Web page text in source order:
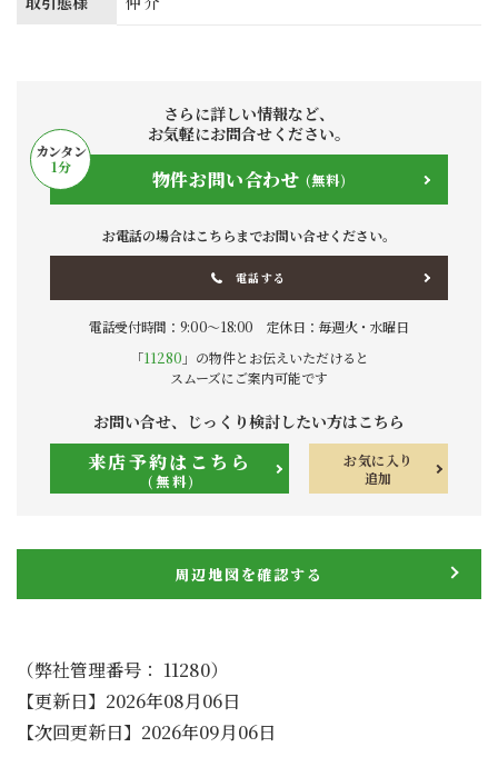
さらに詳しい情報など、
お気軽にお問合せください。
カンタン
1分
物件お問い合わせ (無料)
お電話の場合はこちらまでお問い合せください。
電話する
電話受付時間：9:00〜18:00 定休日：毎週火・水曜日
「11280 」の物件とお伝えいただけると
スムーズにご案内可能です
お問い合せ、じっくり検討したい方はこちら
来店予約はこちら
(無料)
お気に入り
追加
周辺地図を確認する
（弊社管理番号： 11280）
【更新日】2026年08月06日
【次回更新日】2026年09月06日